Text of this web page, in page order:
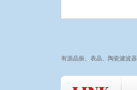
有源晶振、 表晶、 陶瓷濾波器